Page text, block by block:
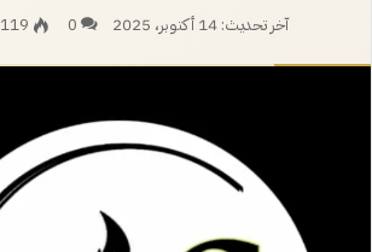
بريدا
آخر تحديث: 14 أكتوبر، 2025
0
119